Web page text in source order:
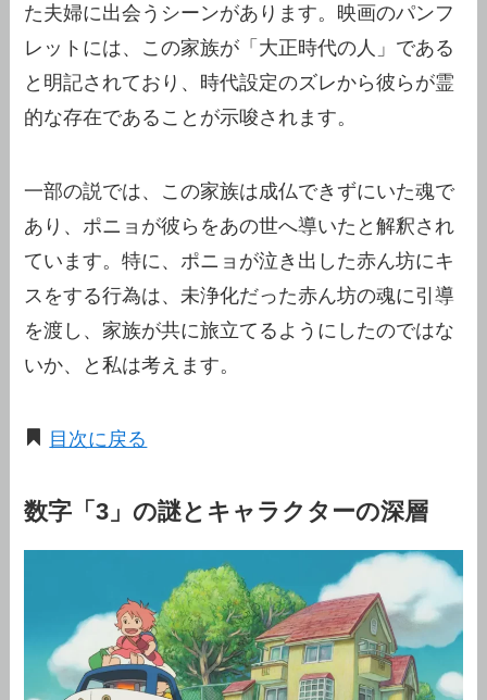
た夫婦に出会うシーンがあります。映画のパンフ
レットには、この家族が「大正時代の人」である
と明記されており、時代設定のズレから彼らが霊
的な存在であることが示唆されます。
一部の説では、この家族は成仏できずにいた魂で
あり、ポニョが彼らをあの世へ導いたと解釈され
ています。特に、ポニョが泣き出した赤ん坊にキ
スをする行為は、未浄化だった赤ん坊の魂に引導
を渡し、家族が共に旅立てるようにしたのではな
いか、と私は考えます。
目次に戻る
数字「3」の謎とキャラクターの深層